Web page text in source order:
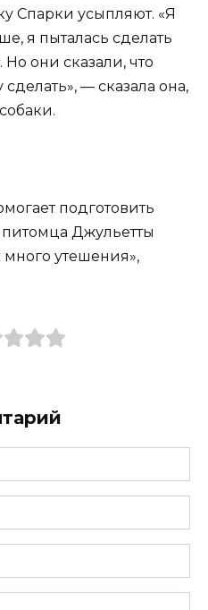
Спарки усыпляют. «Я
я пыталась сделать
они сказали, что
— сказала она,
подготовить
Джульетты
утешения»,